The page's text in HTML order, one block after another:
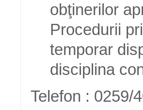
obţinerilor
Procedurii
temporar
disciplina
Telefon : 0259/